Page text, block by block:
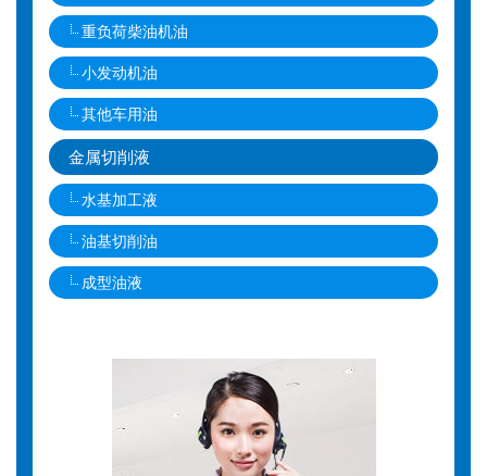
重负荷柴油机油
小发动机油
其他车用油
金属切削液
水基加工液
油基切削油
成型油液